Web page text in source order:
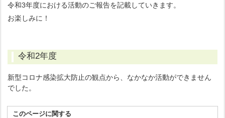
令和3年度における活動のご報告を記載していきます。
お楽しみに！
令和2年度
新型コロナ感染拡大防止の観点から、なかなか活動ができません
でした。
このページに関する